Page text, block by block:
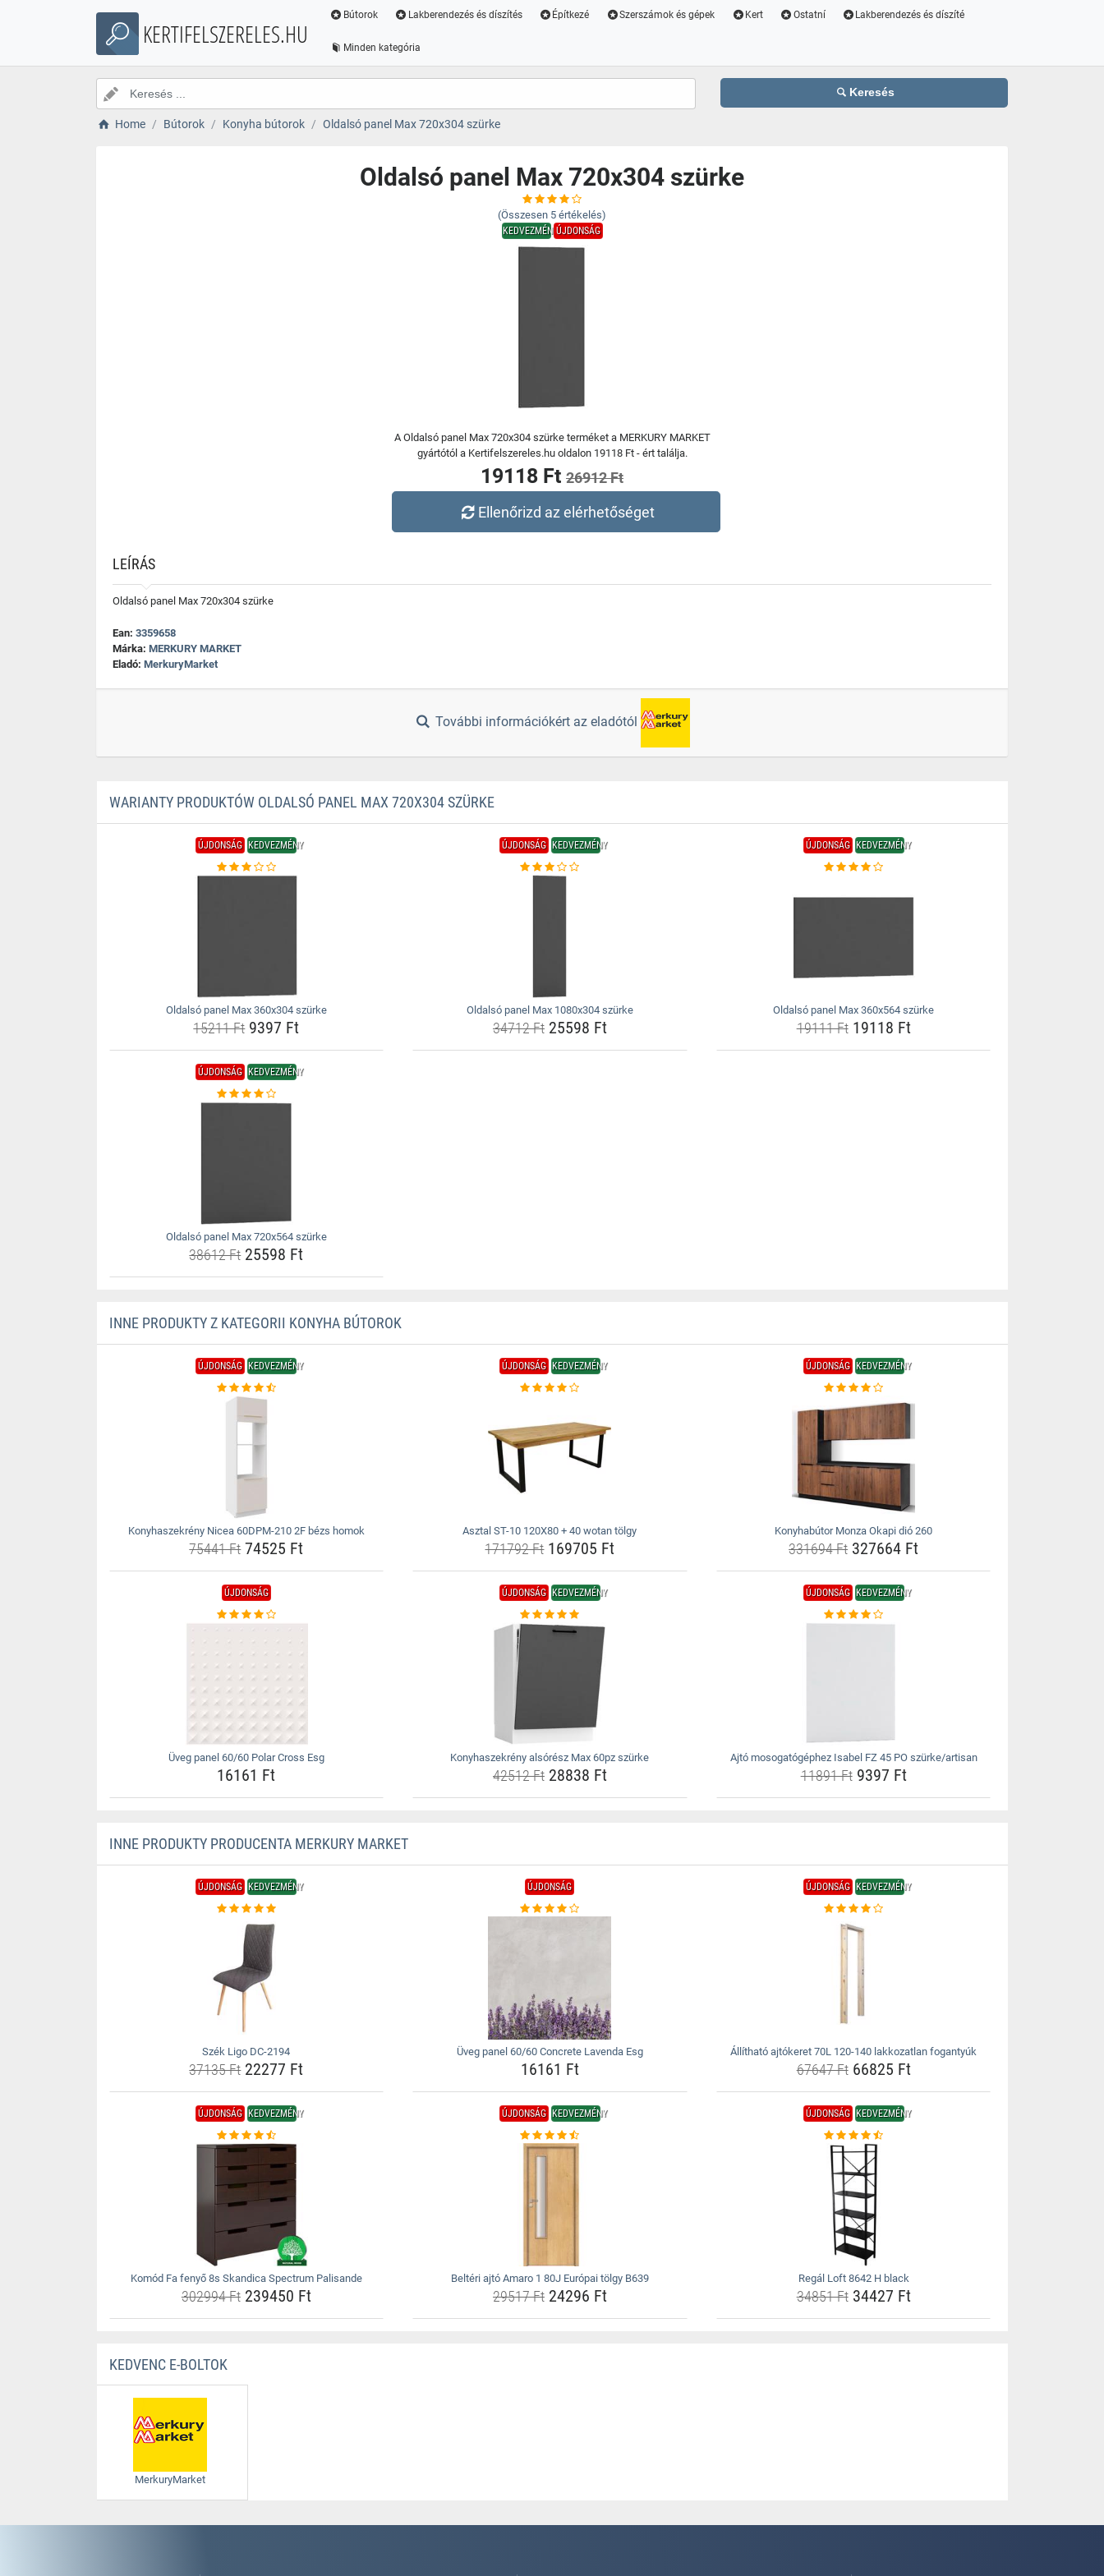
KERTIFELSZERELES.HU
Bútorok Lakberendezés és díszítés Építkezé Szerszámok és gépek Kert Ostatní Lakberendezés és díszíté
Minden kategória
Keresés
Home Bútorok Konyha bútorok Oldalsó panel Max 720x304 szürke
Oldalsó panel Max 720x304 szürke
(Összesen 5 értékelés)
KEDVEZMÉNYÚJDONSÁG
A Oldalsó panel Max 720x304 szürke terméket a MERKURY MARKET
gyártótól a Kertifelszereles.hu oldalon 19118 Ft - ért találja.
19118 Ft 26912 Ft
Ellenőrizd az elérhetőséget
LEÍRÁS
Oldalsó panel Max 720x304 szürke
Ean: 3359658
Márka: MERKURY MARKET
Eladó: MerkuryMarket
További információkért az eladótól
WARIANTY PRODUKTÓW OLDALSÓ PANEL MAX 720X304 SZÜRKE
ÚJDONSÁG KEDVEZMÉNY
Oldalsó panel Max 360x304 szürke
15211 Ft9397 Ft
ÚJDONSÁG KEDVEZMÉNY
Oldalsó panel Max 1080x304 szürke
34712 Ft25598 Ft
ÚJDONSÁG KEDVEZMÉNY
Oldalsó panel Max 360x564 szürke
19111 Ft19118 Ft
ÚJDONSÁG KEDVEZMÉNY
Oldalsó panel Max 720x564 szürke
38612 Ft25598 Ft
INNE PRODUKTY Z KATEGORII KONYHA BÚTOROK
ÚJDONSÁG KEDVEZMÉNY
Konyhaszekrény Nicea 60DPM-210 2F bézs homok
75441 Ft74525 Ft
ÚJDONSÁG KEDVEZMÉNY
Asztal ST-10 120X80 + 40 wotan tölgy
171792 Ft169705 Ft
ÚJDONSÁG KEDVEZMÉNY
Konyhabútor Monza Okapi dió 260
331694 Ft 327664 Ft
ÚJDONSÁG
Üveg panel 60/60 Polar Cross Esg
16161 Ft
ÚJDONSÁG KEDVEZMÉNY
Konyhaszekrény alsórész Max 60pz szürke
42512 Ft28838 Ft
ÚJDONSÁG KEDVEZMÉNY
Ajtó mosogatógéphez Isabel FZ 45 PO szürke/artisan
11891 Ft9397 Ft
INNE PRODUKTY PRODUCENTA MERKURY MARKET
ÚJDONSÁG KEDVEZMÉNY
Szék Ligo DC-2194
37135 Ft22277 Ft
ÚJDONSÁG
Üveg panel 60/60 Concrete Lavenda Esg
16161 Ft
ÚJDONSÁG KEDVEZMÉNY
Állítható ajtókeret 70L 120-140 lakkozatlan fogantyúk
67647 Ft66825 Ft
ÚJDONSÁG KEDVEZMÉNY
Komód Fa fenyő 8s Skandica Spectrum Palisande
302994 Ft239450 Ft
ÚJDONSÁG KEDVEZMÉNY
Beltéri ajtó Amaro 1 80J Európai tölgy B639
29517 Ft24296 Ft
ÚJDONSÁG KEDVEZMÉNY
Regál Loft 8642 H black
34851 Ft34427 Ft
KEDVENC E-BOLTOK
MerkuryMarket